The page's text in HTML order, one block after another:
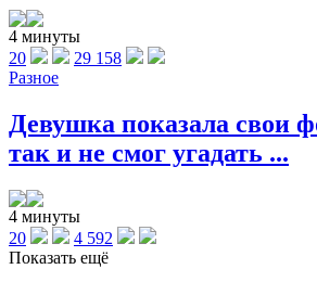
4 минуты
20
29 158
Разное
Девушка показала свои
так и не смог угадать ...
4 минуты
20
4 592
Показать ещё